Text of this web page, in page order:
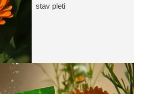
stav pleti